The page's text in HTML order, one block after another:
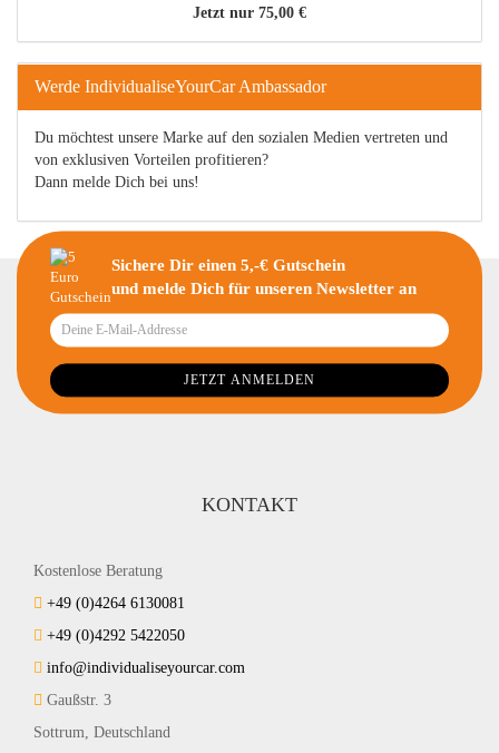
Jetzt nur 75,00 €
Werde IndividualiseYourCar Ambassador
Du möchtest unsere Marke auf den sozialen Medien vertreten und
von exklusiven Vorteilen profitieren?
Dann melde Dich bei uns!
Sichere Dir einen 5,-€ Gutschein
und melde Dich für unseren Newsletter an
KONTAKT
Kostenlose Beratung
+49 (0)4264 6130081
+49 (0)4292 5422050
info@individualiseyourcar.com
Gaußstr. 3
Sottrum, Deutschland